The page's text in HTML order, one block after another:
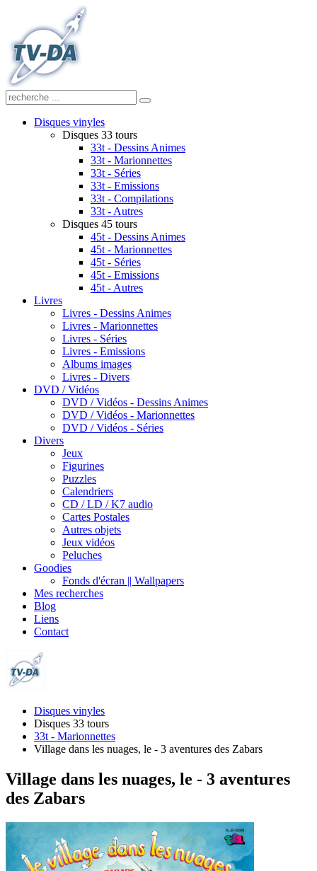
Disques vinyles
Disques 33 tours
33t - Dessins Animes
33t - Marionnettes
33t - Séries
33t - Emissions
33t - Compilations
33t - Autres
Disques 45 tours
45t - Dessins Animes
45t - Marionnettes
45t - Séries
45t - Emissions
45t - Autres
Livres
Livres - Dessins Animes
Livres - Marionnettes
Livres - Séries
Livres - Emissions
Albums images
Livres - Divers
DVD / Vidéos
DVD / Vidéos - Dessins Animes
DVD / Vidéos - Marionnettes
DVD / Vidéos - Séries
Divers
Jeux
Figurines
Puzzles
Calendriers
CD / LD / K7 audio
Cartes Postales
Autres objets
Jeux vidéos
Peluches
Goodies
Fonds d'écran || Wallpapers
Mes recherches
Blog
Liens
Contact
Disques vinyles
Disques 33 tours
33t - Marionnettes
Village dans les nuages, le - 3 aventures des Zabars
Village dans les nuages, le - 3 aventures
des Zabars